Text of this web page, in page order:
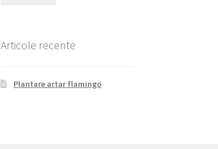
Articole recente
Plantare artar flamingo